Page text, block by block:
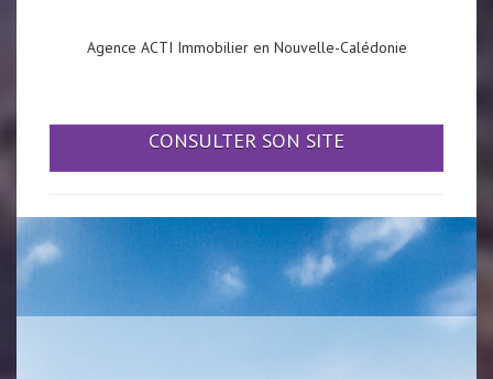
Agence ACTI Immobilier en Nouvelle-Calédonie
CONSULTER SON SITE